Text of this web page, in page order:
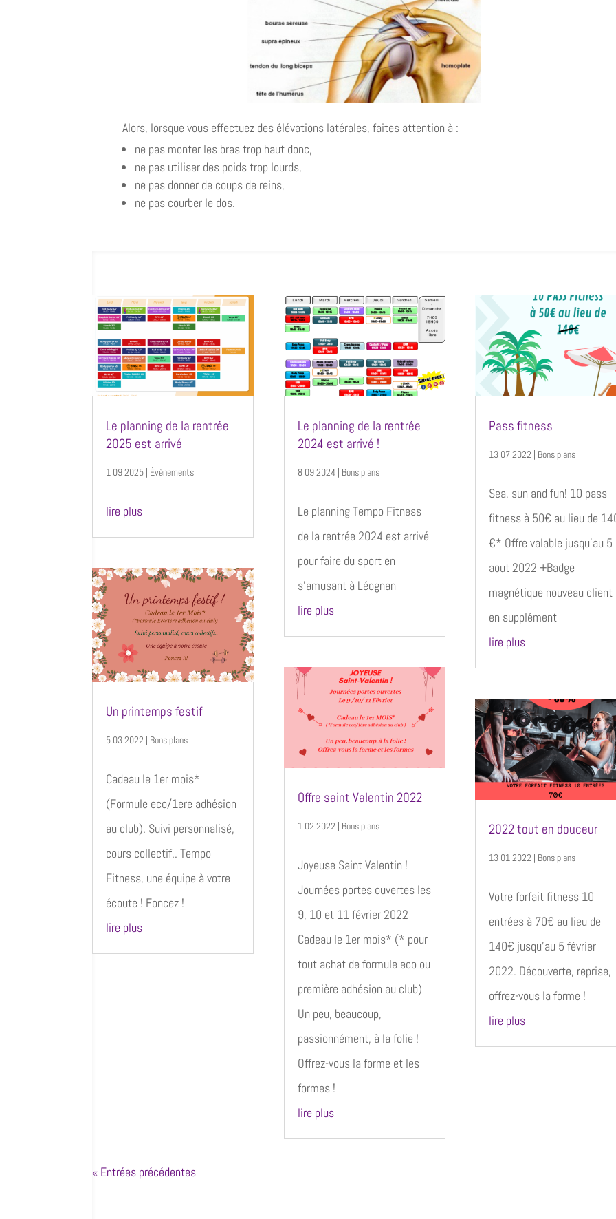
Alors, lorsque vous effectuez des élévations latérales, faites attention à :
ne pas monter les bras trop haut donc,
ne pas utiliser des poids trop lourds,
ne pas donner de coups de reins,
ne pas courber le dos.
Le planning de la rentrée
2025 est arrivé
1 09 2025 | Événements
lire plus
Un printemps festif
5 03 2022 | Bons plans
Cadeau le 1er mois*
(Formule eco/1ere adhésion
au club). Suivi personnalisé,
cours collectif.. Tempo
Fitness, une équipe à votre
écoute ! Foncez !
lire plus
Le planning de la rentrée
2024 est arrivé !
8 09 2024 | Bons plans
Le planning Tempo Fitness
de la rentrée 2024 est arrivé
pour faire du sport en
s’amusant à Léognan
lire plus
Offre saint Valentin 2022
1 02 2022 | Bons plans
Joyeuse Saint Valentin !
Journées portes ouvertes les
9, 10 et 11 février 2022
Cadeau le 1er mois* (* pour
tout achat de formule eco ou
première adhésion au club)
Un peu, beaucoup,
passionnément, à la folie !
Offrez-vous la forme et les
formes !
lire plus
Pass fitness
13 07 2022 | Bons plans
Sea, sun and fun! 10 pass
fitness à 50€ au lieu de
€* Offre valable jusqu'au 5
aout 2022 +Badge
magnétique nouveau client
en supplément
lire plus
2022 tout en douceur
13 01 2022 | Bons plans
Votre forfait fitness 10
entrées à 70€ au lieu de
140€ jusqu’au 5 février
2022. Découverte, reprise,
offrez-vous la forme !
lire plus
« Entrées précédentes